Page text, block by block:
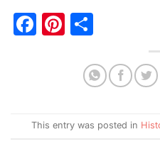
Facebook
Pinterest
This entry was posted in